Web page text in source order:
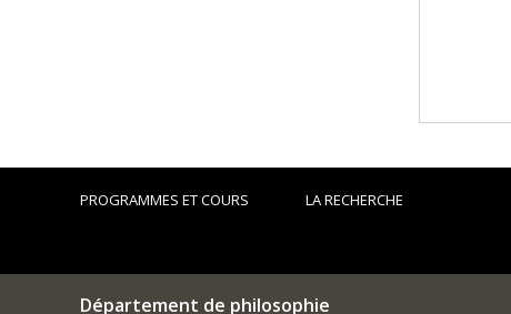
PROGRAMMES ET COURS LA RECHERCHE
Département de philosophie